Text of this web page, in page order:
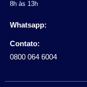
8h às 13h
Whatsapp:
Contato:
0800 064 6004